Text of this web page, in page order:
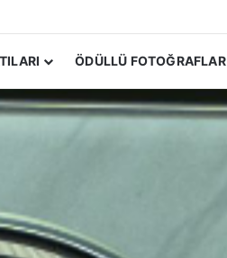
ÖDÜLLÜ FOTOĞRAFLAR